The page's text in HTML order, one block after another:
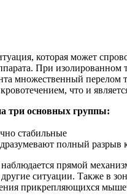
которая может
При
множественный перелом
что и
три основных группы:
стабильные
полный разрыв
прямой
ситуации. Также в
прикрепляющихся